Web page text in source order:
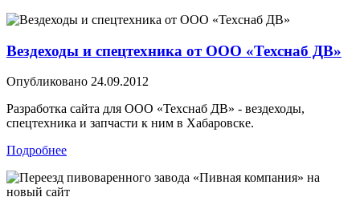
Вездеходы и спецтехника от ООО «Техснаб ДВ»
Опубликовано 24.09.2012
Разработка сайта для ООО «Техснаб ДВ» - вездеходы,
спецтехника и запчасти к ним в Хабаровске.
Подробнее